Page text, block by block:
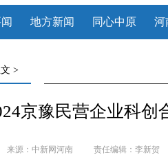
地方新闻 同心中原 河
>
京豫民营企业科创
来源：中新网河南 责任编辑：李新贺